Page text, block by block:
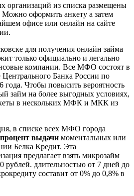
организаций из списка размещены
Можно оформить анкету а затем
офисе или онлайн на сайте
для получения онлайн займа
только официально и легально
компании. Все МФО состоят в
Центрального Банка России по
года. Чтобы повысить вероятность
займ на более выгодных условиях,
в нескольких МФК и МКК из
в списке всех МФО города
выдачи моментальных или
Белка Кредит. Эта
предлагает взять микрозайм
рублей. длительностью от 7 дней до
составит от 0% до 0,8% в